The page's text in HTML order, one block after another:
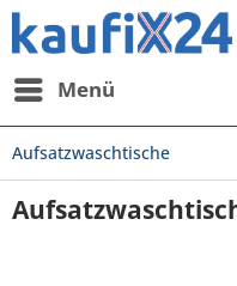
Menü
Aufsatzwaschtische